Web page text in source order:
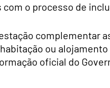
o processo de
complementar
ou
oficial do